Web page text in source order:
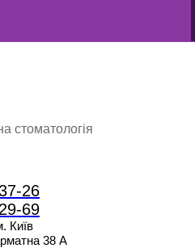
стоматологія
26
69
Київ
38 А